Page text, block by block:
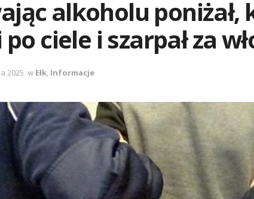
alkoholu poniżał,
ciele i szarpał za
2025 w Ełk, Informacje